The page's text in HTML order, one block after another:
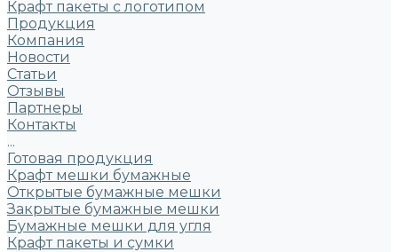
Крафт пакеты с логотипом
Продукция
Компания
Новости
Статьи
Отзывы
Партнеры
Контакты
...
Готовая продукция
Крафт мешки бумажные
Открытые бумажные мешки
Закрытые бумажные мешки
Бумажные мешки для угля
Крафт пакеты и сумки